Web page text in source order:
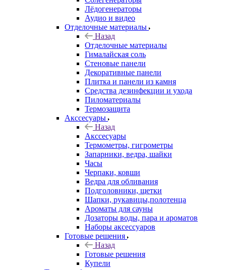
Лёдогенераторы
Аудио и видео
Отделочные материалы
Назад
Отделочные материалы
Гималайская соль
Стеновые панели
Декоративные панели
Плитка и панели из камня
Средства дезинфекции и ухода
Пиломатериалы
Термозащита
Аксcесуары
Назад
Аксcесуары
Термометры, гигрометры
Запарники, ведра, шайки
Часы
Черпаки, ковши
Ведра для обливания
Подголовники, щетки
Шапки, рукавицы,полотенца
Ароматы для сауны
Дозаторы воды, пара и ароматов
Наборы аксессуаров
Готовые решения
Назад
Готовые решения
Купели